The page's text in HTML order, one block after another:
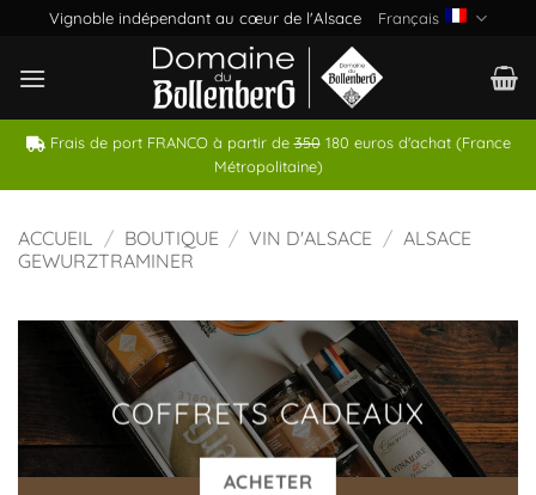
Passer
contenu
Vignoble indépendant au cœur de l'Alsace Français
Frais de port FRANCO à partir de350180 euros d'achat (France
Métropolitaine)
ACCUEIL / BOUTIQUE / VIN D'ALSACE / ALSACE
GEWURZTRAMINER
COFFRETS CADEAUX
ACHETER